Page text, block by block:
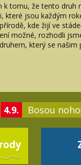
k tomu, že tento druh
které jsou každým
kde žijí ve
možné, rozhodli
který se
4.9. Bosou